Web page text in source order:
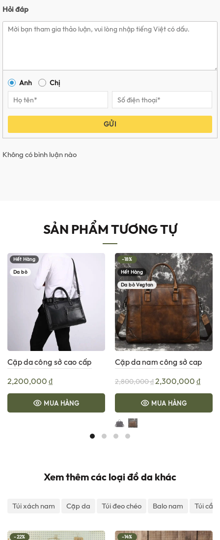
Hỏi đáp
Anh Chị
GỬI
Không có bình luận nào
SẢN PHẨM TƯƠNG TỰ
Hết Hàng
Da bò
Cặp da công sở cao cấp
2,200,000₫
MUA HÀNG
-18%
Hết Hàng
Da bò Vegtan
Cặp da nam công sở cap
2,800,000₫Giá
gốc
là:
2,300,000₫Giá
hiện
MUA HÀNG
Xem thêm các loại đồ da khác
Túi xách nam Cặp da Túi đeo chéo Balo nam Túi
-22%
-14%